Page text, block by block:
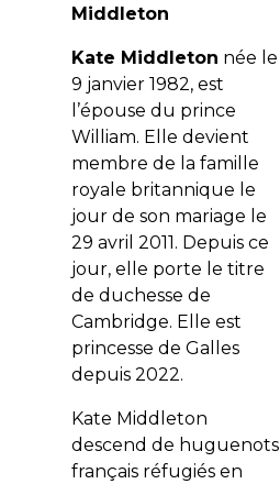
Middleton
Kate Middleton née le
9 janvier 1982, est
l’épouse du prince
William. Elle devient
membre de la famille
royale britannique le
jour de son mariage le
29 avril 2011. Depuis ce
jour, elle porte le titre
de duchesse de
Cambridge. Elle est
princesse de Galles
depuis 2022.
Kate Middleton
descend de huguenots
français réfugiés en